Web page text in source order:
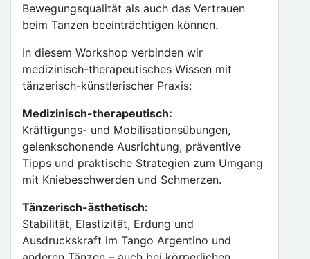
Bewegungsqualität als auch das Vertrauen
beim Tanzen beeinträchtigen können.
In diesem Workshop verbinden wir
medizinisch-therapeutisches Wissen mit
tänzerisch-künstlerischer Praxis:
Medizinisch-therapeutisch:
Kräftigungs- und Mobilisationsübungen,
gelenkschonende Ausrichtung, präventive
Tipps und praktische Strategien zum Umgang
mit Kniebeschwerden und Schmerzen.
Tänzerisch-ästhetisch:
Stabilität, Elastizität, Erdung und
Ausdruckskraft im Tango Argentino und